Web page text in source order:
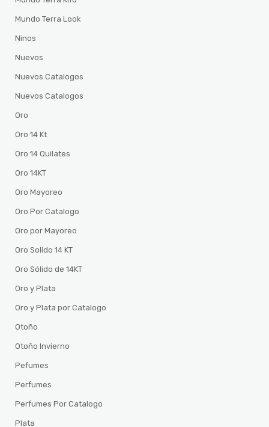
Mundo Terra Look
Ninos
Nuevos
Nuevos Catalogos
Nuevos Catalogos
Oro
Oro 14 Kt
Oro 14 Quilates
Oro 14KT
Oro Mayoreo
Oro Por Catalogo
Oro por Mayoreo
Oro Solido 14 KT
Oro Sólido de 14KT
Oro y Plata
Oro y Plata por Catalogo
Otoño
Otoño Invierno
Pefumes
Perfumes
Perfumes Por Catalogo
Plata